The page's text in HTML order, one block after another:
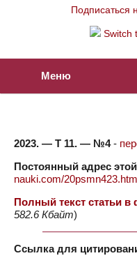
Подписаться
Switch
Меню
2023. — Т 11. — №4-
Постоянный адрес
nauki.com/
Полный текст статьи в
582.6 Кбайт)
Ссылка для